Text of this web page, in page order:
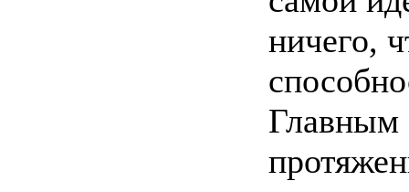
ничего,
Главным